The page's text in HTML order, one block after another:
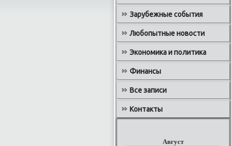
Зарубежные события
Любопытные новости
Экономика и политика
Финансы
Все записи
Контакты
Август